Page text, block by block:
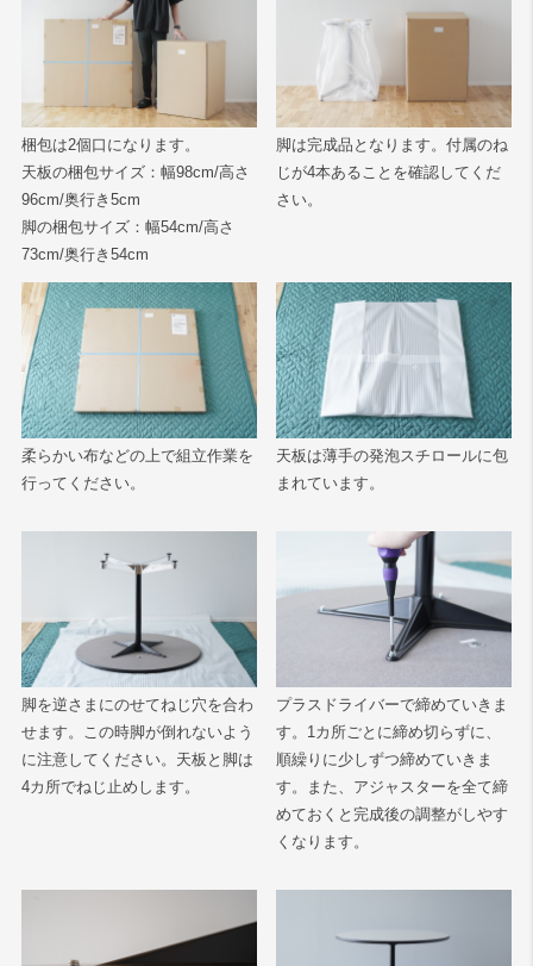
梱包は2個口になります。
天板の梱包サイズ：幅98cm/高さ
96cm/奥行き5cm
脚の梱包サイズ：幅54cm/高さ
73cm/奥行き54cm
脚は完成品となります。付属のね
じが4本あることを確認してくだ
さい。
柔らかい布などの上で組立作業を
行ってください。
天板は薄手の発泡スチロールに包
まれています。
脚を逆さまにのせてねじ穴を合わ
せます。この時脚が倒れないよう
に注意してください。天板と脚は
4カ所でねじ止めします。
プラスドライバーで締めていきま
す。1カ所ごとに締め切らずに、
順繰りに少しずつ締めていきま
す。また、アジャスターを全て締
めておくと完成後の調整がしやす
くなります。